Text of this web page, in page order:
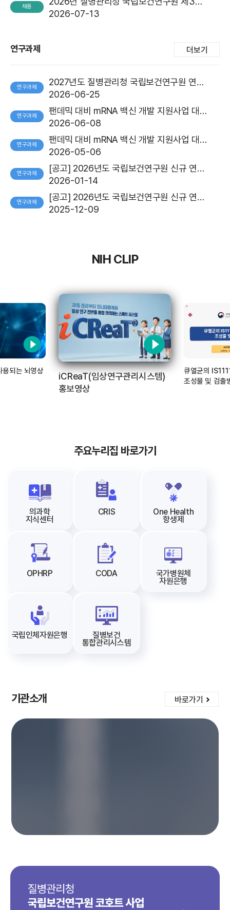
채용
2026-07-13
연구과제 더보기
연구과제
2027년도 질병관리청 국립보건연구원 연구개발과제 사전정보요청(RFI)
2026-06-25
연구과제
팬데믹 대비 mRNA 백신 개발 지원사업 대상과제 재공고
2026-06-08
연구과제
팬데믹 대비 mRNA 백신 개발 지원사업 대상과제 공고
2026-05-06
연구과제
[공고] 2026년도 국립보건연구원 신규 연구용역과제(학술) 2차 통합공고 현황
2026-01-14
연구과제
[공고] 2026년도 국립보건연구원 신규 연구용역과제(정책) 1차 통합공고 현황
2025-12-09
NIH CLIP
용되는 뇌영상
iCReaT(임상연구관리시스템)
홍보영상
큐열균의
조성물 및 검출
주요누리집 바로가기
의과학
지식센터
CRIS One Health
항생제
OPHRP CODA 국가병원체
자원은행
국립인체자원은행 질병보건
통합관리시스템
기관소개 바로가기
립
보
재